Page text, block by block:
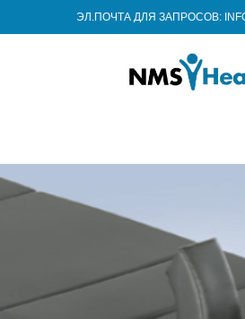
ЭЛ.ПОЧТА ДЛЯ ЗАПРОСОВ: